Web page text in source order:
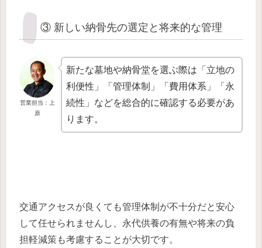
③ 新しい納骨先の選定と将来的な管理
営業担当：上
原
新たな墓地や納骨堂を選ぶ際は「立地の
利便性」「管理体制」「費用体系」「永
続性」などを総合的に確認する必要があ
ります。
交通アクセスが良くても管理体制が不十分だと安心
して任せられませんし、永代供養の有無や将来の負
担軽減策も考慮することが大切です。